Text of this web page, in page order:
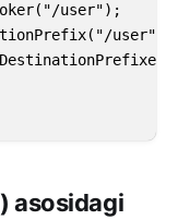
user");
user");
asosidagi